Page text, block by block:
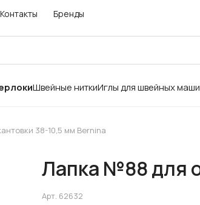
Контакты Бренды
Швейные ниткиИглы для швейных
38-10,5 мм Bernina
Лапка №88 для
Арт. 62632